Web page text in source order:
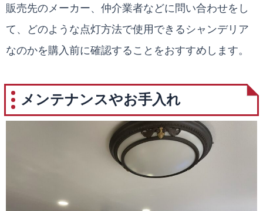
販売先のメーカー、仲介業者などに問い合わせをし
て、どのような点灯方法で使用できるシャンデリア
なのかを購入前に確認することをおすすめします。
メンテナンスやお手入れ